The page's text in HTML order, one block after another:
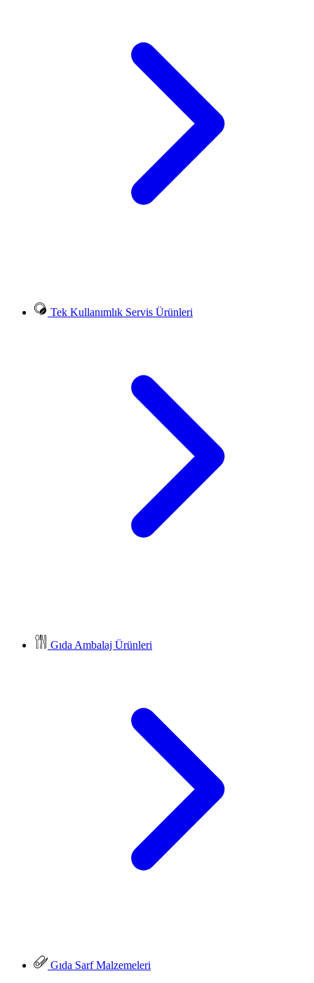
Tek Kullanımlık Servis Ürünleri
Gıda Ambalaj Ürünleri
Gıda Sarf Malzemeleri